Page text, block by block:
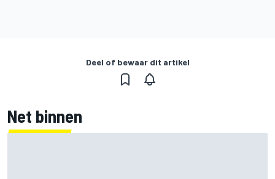
Deel of bewaar dit artikel
Net binnen